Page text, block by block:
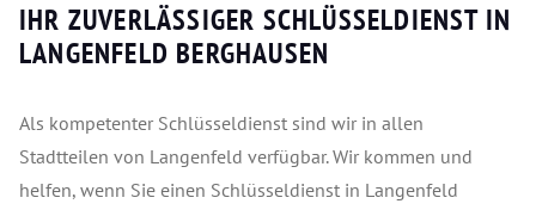
IHR ZUVERLÄSSIGER SCHLÜSSELDIENST IN
LANGENFELD BERGHAUSEN
Als kompetenter Schlüsseldienst sind wir in allen
Stadtteilen von Langenfeld verfügbar. Wir kommen und
helfen, wenn Sie einen Schlüsseldienst in Langenfeld